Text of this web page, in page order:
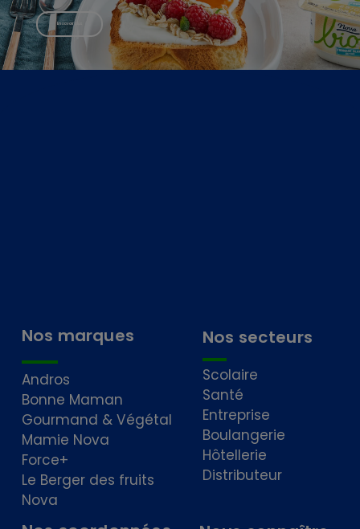
En savoir plus
Nos marques
Andros
Bonne Maman
Gourmand & Végétal
Mamie Nova
Force+
Le Berger des fruits
Nova
Nos secteurs
Scolaire
Santé
Entreprise
Boulangerie
Hôtellerie
Distributeur